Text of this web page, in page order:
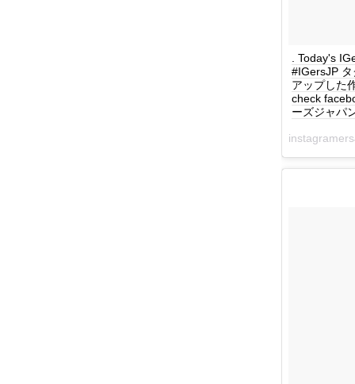
. Today's
#IGersJP
アップした
check
ーズジャパ